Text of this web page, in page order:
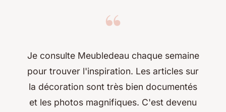
“
Je consulte Meubledeau chaque semaine
pour trouver l'inspiration. Les articles sur
la décoration sont très bien documentés
et les photos magnifiques. C'est devenu